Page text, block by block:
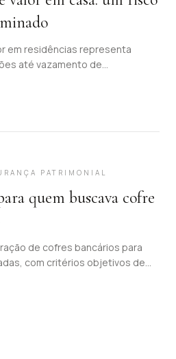
em residências representa
até vazamento de
PATRIMONIAL
quem buscava cofre
de cofres bancários para
com critérios objetivos de